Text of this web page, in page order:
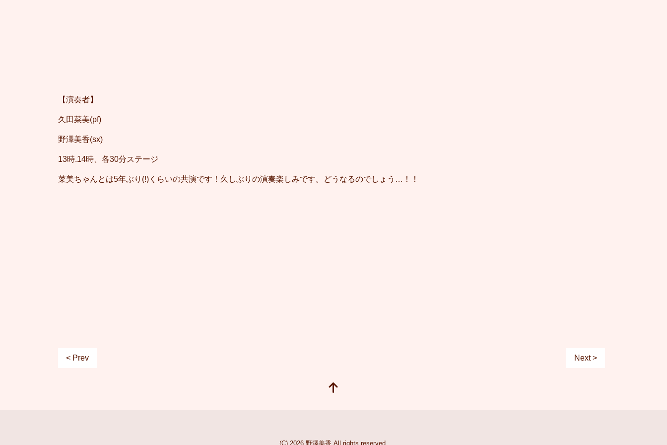
【演奏者】
久田菜美(pf)
野澤美香(sx)
13時.14時、各30分ステージ
菜美ちゃんとは5年ぶり(!)くらいの共演です！久しぶりの演奏楽しみです。どうなるのでしょう…！！
< Prev Next >
(C) 2026 野澤美香 All rights reserved.